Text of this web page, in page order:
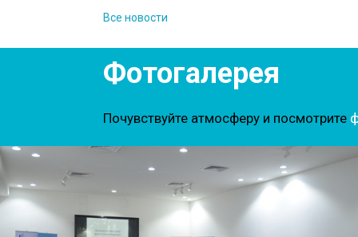
Все новости
Фотогалерея
Почувствуйте атмосферу и посмотрите